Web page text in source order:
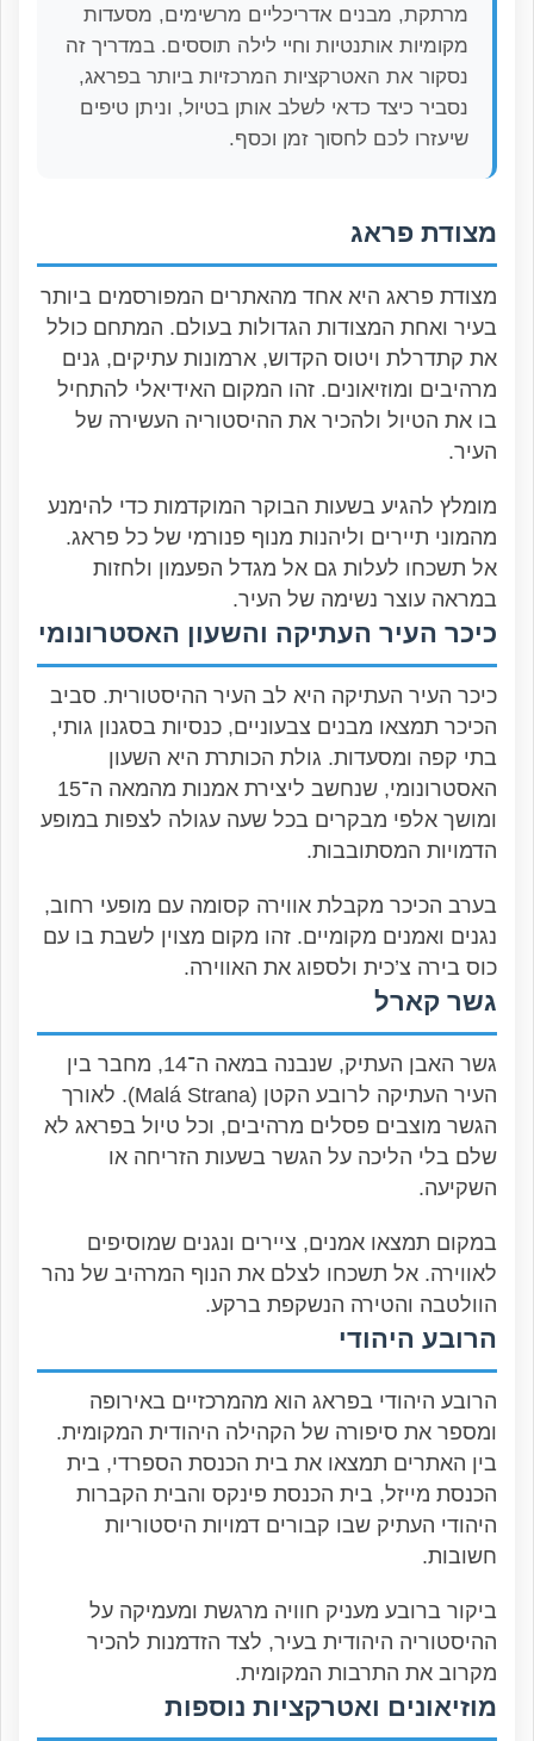
מרתקת, מבנים אדריכליים מרשימים, מסעדות
מקומיות אותנטיות וחיי לילה תוססים. במדריך זה
נסקור את האטרקציות המרכזיות ביותר בפראג,
נסביר כיצד כדאי לשלב אותן בטיול, וניתן טיפים
שיעזרו לכם לחסוך זמן וכסף.
מצודת פראג
מצודת פראג היא אחד מהאתרים המפורסמים ביותר
בעיר ואחת המצודות הגדולות בעולם. המתחם כולל
את קתדרלת ויטוס הקדוש, ארמונות עתיקים, גנים
מרהיבים ומוזיאונים. זהו המקום האידיאלי להתחיל
בו את הטיול ולהכיר את ההיסטוריה העשירה של
העיר.
מומלץ להגיע בשעות הבוקר המוקדמות כדי להימנע
מהמוני תיירים וליהנות מנוף פנורמי של כל פראג.
אל תשכחו לעלות גם אל מגדל הפעמון ולחזות
במראה עוצר נשימה של העיר.
כיכר העיר העתיקה והשעון האסטרונומי
כיכר העיר העתיקה היא לב העיר ההיסטורית. סביב
הכיכר תמצאו מבנים צבעוניים, כנסיות בסגנון גותי,
בתי קפה ומסעדות. גולת הכותרת היא השעון
האסטרונומי, שנחשב ליצירת אמנות מהמאה ה־15
ומושך אלפי מבקרים בכל שעה עגולה לצפות במופע
הדמויות המסתובבות.
בערב הכיכר מקבלת אווירה קסומה עם מופעי רחוב,
נגנים ואמנים מקומיים. זהו מקום מצוין לשבת בו עם
כוס בירה צ’כית ולספוג את האווירה.
גשר קארל
גשר האבן העתיק, שנבנה במאה ה־14, מחבר בין
העיר העתיקה לרובע הקטן (Malá Strana). לאורך
הגשר מוצבים פסלים מרהיבים, וכל טיול בפראג לא
שלם בלי הליכה על הגשר בשעות הזריחה או
השקיעה.
במקום תמצאו אמנים, ציירים ונגנים שמוסיפים
לאווירה. אל תשכחו לצלם את הנוף המרהיב של נהר
הוולטבה והטירה הנשקפת ברקע.
הרובע היהודי
הרובע היהודי בפראג הוא מהמרכזיים באירופה
ומספר את סיפורה של הקהילה היהודית המקומית.
בין האתרים תמצאו את בית הכנסת הספרדי, בית
הכנסת מייזל, בית הכנסת פינקס והבית הקברות
היהודי העתיק שבו קבורים דמויות היסטוריות
חשובות.
ביקור ברובע מעניק חוויה מרגשת ומעמיקה על
ההיסטוריה היהודית בעיר, לצד הזדמנות להכיר
מקרוב את התרבות המקומית.
מוזיאונים ואטרקציות נוספות